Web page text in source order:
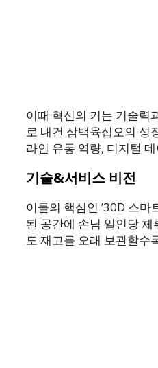
이때 혁신의 키는 기술력
로 내건 삼백육십오의 성
라인 유통 역량, 디지털
기술&서비스 비전
이들의 핵심인 ’30D 스
된 공간에 손님 일인당
도 재고를 오래 보관할수